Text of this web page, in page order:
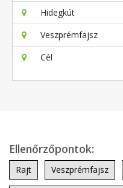
Hidegkút
Veszprémfajsz
Cél
Ellenőrzőpontok:
Rajt Veszprémfajsz